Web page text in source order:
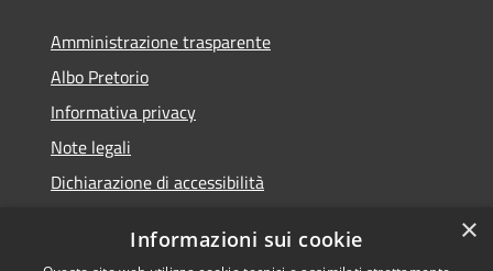
Amministrazione trasparente
Albo Pretorio
Informativa privacy
Note legali
Dichiarazione di accessibilità
×
Informazioni sui cookie